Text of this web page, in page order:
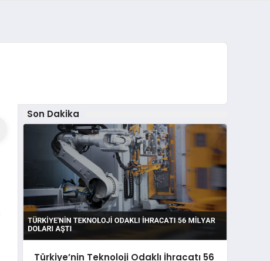
Son Dakika
Türkiye’nin Teknoloji Odaklı İhracatı 56